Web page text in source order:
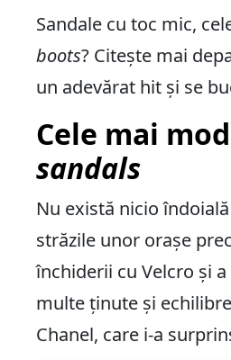
Sandale cu toc mic,
boots? Citește mai
un adevărat hit și se
Cele mai
sandals
Nu există nicio
străzile unor orașe
închiderii cu Velcro și
multe ținute și
Chanel, care i-a